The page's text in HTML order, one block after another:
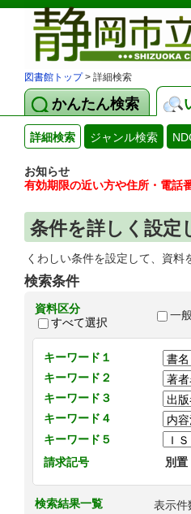
図書館トップ> 詳細検索
かんたん検索
詳細検索 ジャンル検索
お知らせ
有効期限の近い方や住所・電話
条件を詳しく設定
くわしい条件を設定して、資料
検索条件
資料区分
すべて選択
一
キーワード１
キーワード２
キーワード３
キーワード４
キーワード５
請求記号
別置
検索結果一覧 表示件